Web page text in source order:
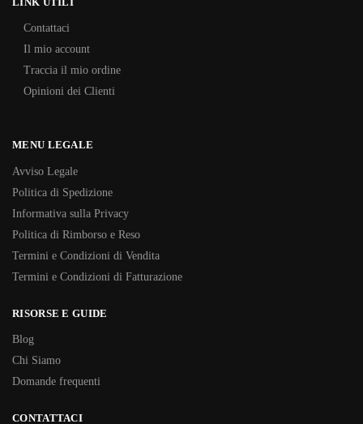
Contattaci
Il mio account
Traccia il mio ordine
Opinioni dei Clienti
MENU LEGALE
Avviso Legale
Politica di Spedizione
Informativa sulla Privacy
Politica di Rimborso e Reso
Termini e Condizioni di Vendita
Termini e Condizioni di Fatturazione
RISORSE E GUIDE
Blog
Chi Siamo
Domande frequenti
CONTATTACI